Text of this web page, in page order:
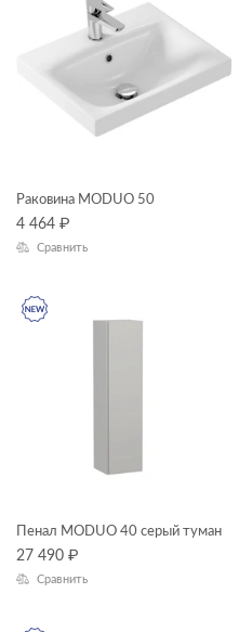
КОЛЛЕКЦИЯ
Раковина MODUO 50
4 464 ₽
Сравнить
Пенал MODUO 40 серый туман
27 490 ₽
Сравнить